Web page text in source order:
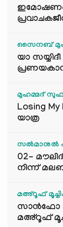
സൈനബ്
യാ
മുഹമ്മദ്
Losing
യാത്ര
സൽമാനുൽ
02-
നിന്ന്
മഅ്റൂഫ്
സാൻഫോ
മഅ്റൂഫ്